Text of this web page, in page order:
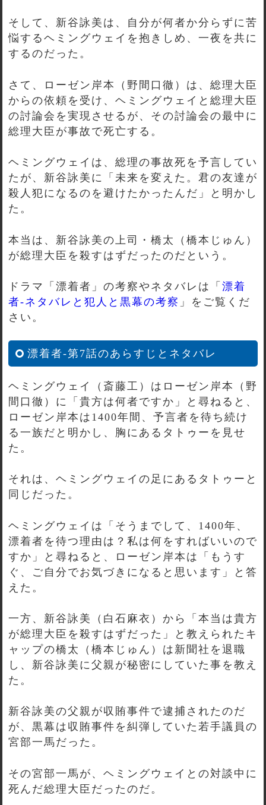
そして、新谷詠美は、自分が何者か分らずに苦
悩するヘミングウェイを抱きしめ、一夜を共に
するのだった。
さて、ローゼン岸本（野間口徹）は、総理大臣
からの依頼を受け、ヘミングウェイと総理大臣
の討論会を実現させるが、その討論会の最中に
総理大臣が事故で死亡する。
ヘミングウェイは、総理の事故死を予言してい
たが、新谷詠美に「未来を変えた。君の友達が
殺人犯になるのを避けたかったんだ」と明かし
た。
本当は、新谷詠美の上司・橋太（橋本じゅん）
が総理大臣を殺すはずだったのだという。
ドラマ「漂着者」の考察やネタバレは「 漂着
者-ネタバレと犯人と黒幕の考察 」をご覧くだ
さい。
漂着者-第7話のあらすじとネタバレ
ヘミングウェイ（斎藤工）はローゼン岸本（野
間口徹）に「貴方は何者ですか」と尋ねると、
ローゼン岸本は1400年間、予言者を待ち続け
る一族だと明かし、胸にあるタトゥーを見せ
た。
それは、ヘミングウェイの足にあるタトゥーと
同じだった。
ヘミングウェイは「そうまでして、1400年、
漂着者を待つ理由は？私は何をすればいいので
すか」と尋ねると、ローゼン岸本は「もうす
ぐ、ご自分でお気づきになると思います」と答
えた。
一方、新谷詠美（白石麻衣）から「本当は貴方
が総理大臣を殺すはずだった」と教えられたキ
ャップの橋太（橋本じゅん）は新聞社を退職
し、新谷詠美に父親が秘密にしていた事を教え
た。
新谷詠美の父親が収賄事件で逮捕されたのだ
が、黒幕は収賄事件を糾弾していた若手議員の
宮部一馬だった。
その宮部一馬が、ヘミングウェイとの対談中に
死んだ総理大臣だったのだ。